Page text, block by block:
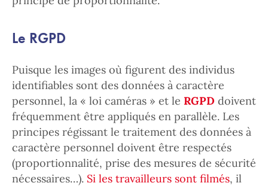
Le RGPD
Puisque les images où figurent des individus
identifiables sont des données à caractère
personnel, la « loi caméras » et le RGPD doivent
fréquemment être appliqués en parallèle. Les
principes régissant le traitement des données à
caractère personnel doivent être respectés
(proportionnalité, prise des mesures de sécurité
nécessaires…). Si les travailleurs sont filmés, il